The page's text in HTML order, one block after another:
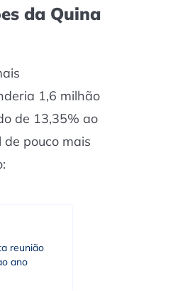
da Quina
1,6 milhão
de 13,35% ao
pouco mais
reunião
ano